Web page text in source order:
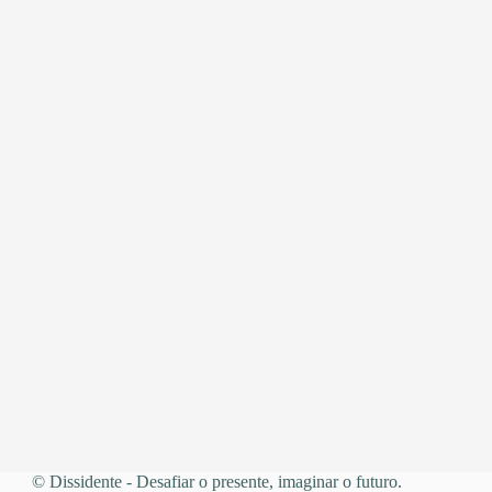
© Dissidente - Desafiar o presente, imaginar o futuro.